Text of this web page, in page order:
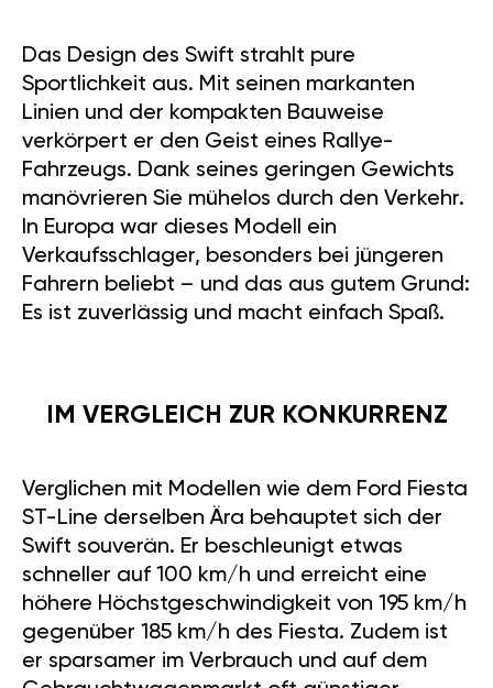
Das Design des Swift strahlt pure
Sportlichkeit aus. Mit seinen markanten
Linien und der kompakten Bauweise
verkörpert er den Geist eines Rallye-
Fahrzeugs. Dank seines geringen Gewichts
manövrieren Sie mühelos durch den Verkehr.
In Europa war dieses Modell ein
Verkaufsschlager, besonders bei jüngeren
Fahrern beliebt – und das aus gutem Grund:
Es ist zuverlässig und macht einfach Spaß.
IM VERGLEICH ZUR KONKURRENZ
Verglichen mit Modellen wie dem Ford Fiesta
ST-Line derselben Ära behauptet sich der
Swift souverän. Er beschleunigt etwas
schneller auf 100 km/h und erreicht eine
höhere Höchstgeschwindigkeit von 195 km/h
gegenüber 185 km/h des Fiesta. Zudem ist
er sparsamer im Verbrauch und auf dem